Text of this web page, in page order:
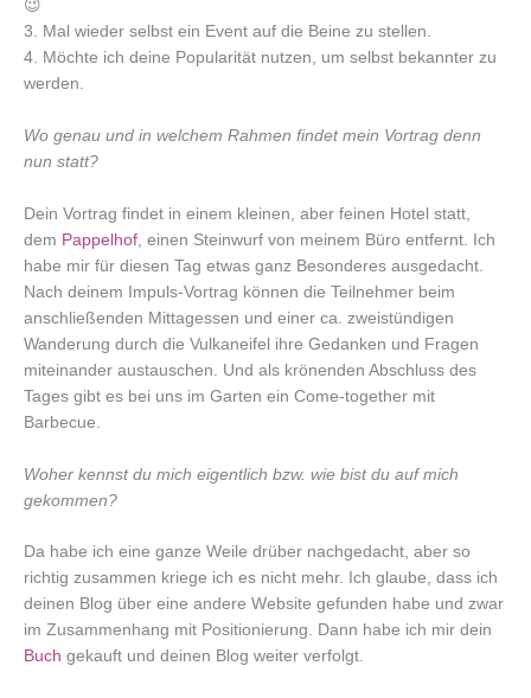
😉
3. Mal wieder selbst ein Event auf die Beine zu stellen.
4. Möchte ich deine Popularität nutzen, um selbst bekannter zu
werden.
Wo genau und in welchem Rahmen findet mein Vortrag denn
nun statt?
Dein Vortrag findet in einem kleinen, aber feinen Hotel statt,
dem Pappelhof , einen Steinwurf von meinem Büro entfernt. Ich
habe mir für diesen Tag etwas ganz Besonderes ausgedacht.
Nach deinem Impuls-Vortrag können die Teilnehmer beim
anschließenden Mittagessen und einer ca. zweistündigen
Wanderung durch die Vulkaneifel ihre Gedanken und Fragen
miteinander austauschen. Und als krönenden Abschluss des
Tages gibt es bei uns im Garten ein Come-together mit
Barbecue.
Woher kennst du mich eigentlich bzw. wie bist du auf mich
gekommen?
Da habe ich eine ganze Weile drüber nachgedacht, aber so
richtig zusammen kriege ich es nicht mehr. Ich glaube, dass ich
deinen Blog über eine andere Website gefunden habe und zwar
im Zusammenhang mit Positionierung. Dann habe ich mir dein
Buch gekauft und deinen Blog weiter verfolgt.